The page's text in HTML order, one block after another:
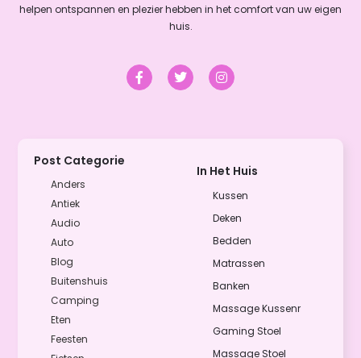
helpen ontspannen en plezier hebben in het comfort van uw eigen
huis.
Post Categorie
Anders
Antiek
Audio
Auto
Blog
Buitenshuis
Camping
Eten
Feesten
In Het Huis
Kussen
Deken
Bedden
Matrassen
Banken
Massage Kussenr
Gaming Stoel
Massage Stoel